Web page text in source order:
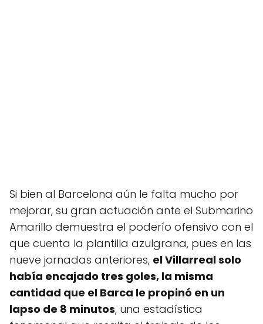
Si bien al Barcelona aún le falta mucho por
mejorar, su gran actuación ante el Submarino
Amarillo demuestra el poderío ofensivo con el
que cuenta la plantilla azulgrana, pues en las
nueve jornadas anteriores, el Villarreal solo
había encajado tres goles, la misma
cantidad que el Barca le propinó en un
lapso de 8 minutos, una estadística